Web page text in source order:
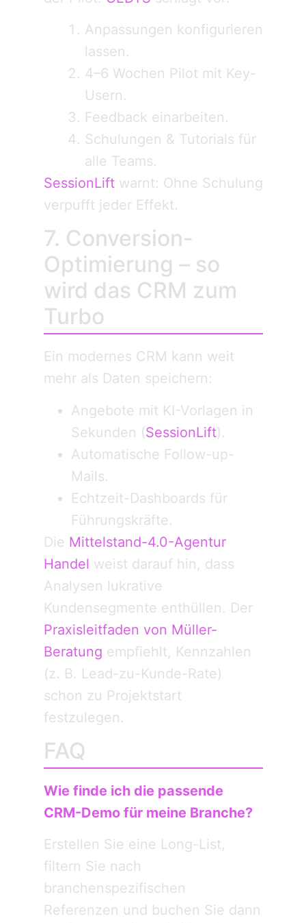
Anpassungen konfigurieren
lassen.
4–6 Wochen Pilot mit Key-
Usern.
Feedback einarbeiten.
Schulungen & Tutorials für
alle Teams.
SessionLiftwarnt: Ohne Schulung
verpufft jeder Effekt.
7. Conversion-
Optimierung – so
wird das CRM zum
Turbo
Ein modernes CRM kann weit
mehr als Daten speichern:
Angebote mit KI-Vorlagen in
Sekunden (SessionLift).
Automatische Follow-up-
Mails.
Echtzeit-Dashboards für
Führungskräfte.
Die Mittelstand-4.0-Agentur
Handel weist darauf hin, dass
Analysen lukrative
Kundensegmente enthüllen. Der
Praxisleitfaden von Müller-
Beratung empfiehlt, Kennzahlen
(z. B. Lead-zu-Kunde-Rate)
schon zu Projektstart
festzulegen.
FAQ
Wie finde ich die passende
CRM-Demo für meine Branche?
Erstellen Sie eine Long-List,
filtern Sie nach
branchenspezifischen
Referenzen und buchen Sie dann